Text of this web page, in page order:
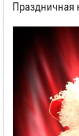
Праздничная